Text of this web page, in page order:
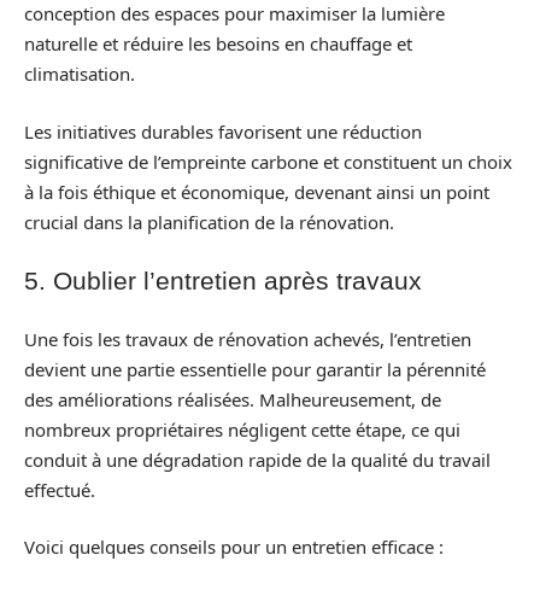
conception des espaces pour maximiser la lumière
naturelle et réduire les besoins en chauffage et
climatisation.
Les initiatives durables favorisent une réduction
significative de l’empreinte carbone et constituent un choix
à la fois éthique et économique, devenant ainsi un point
crucial dans la planification de la rénovation.
5. Oublier l’entretien après travaux
Une fois les travaux de rénovation achevés, l’entretien
devient une partie essentielle pour garantir la pérennité
des améliorations réalisées. Malheureusement, de
nombreux propriétaires négligent cette étape, ce qui
conduit à une dégradation rapide de la qualité du travail
effectué.
Voici quelques conseils pour un entretien efficace :